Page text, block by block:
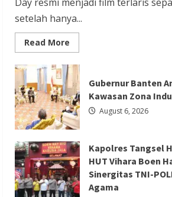
Berita Agama
Berita Sosial dan Budaya
Berita
PGPTS Ramaikan Perayaan
Boen Hay Bio dengan
Palang Pintu
Redaksi 01 August 5, 2026
setelah hanya...
Read More
more
Film
Terlaris
2026
Spider
Man
Brand
New
Day
Raup
Rp
20,6
T
dalam
Sepekan
Gubernur Banten
Kawasan Zona
August 6, 2026
Kapolres Tangsel
HUT Vihara Boen
Sinergitas TNI-
Agama